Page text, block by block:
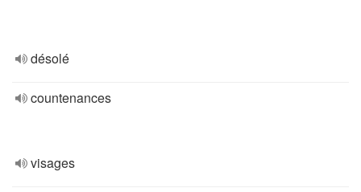
désolé
countenances
visages